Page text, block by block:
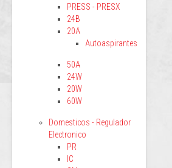
PRESS - PRESX
24B
20A
Autoaspirantes
50A
24W
20W
60W
Domesticos - Regulador
Electronico
PR
IC